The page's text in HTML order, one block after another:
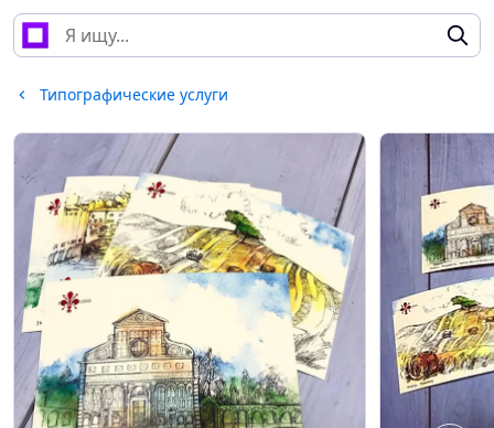
Типографические услуги